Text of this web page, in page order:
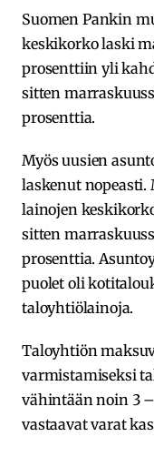
Suomen Pankin
keskikorko laski
prosenttiin yli
sitten
prosenttia.
Myös uusien
laskenut nopeasti.
lainojen
sitten
prosenttia.
puolet oli
taloyhtiölainoja.
Taloyhtiön
varmistamiseksi
vähintään noin 3
vastaavat varat